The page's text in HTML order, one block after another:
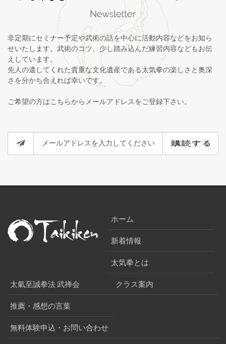
非定期にセミナー予定や武術の話を中心に活動内容などをお知ら
せいたします。武術のコツ、少し踏み込んだ練習内容などもお伝
えしています。
先人の遺してくれた貴重な文化遺産である太気拳の楽しさと奥深
さを分かち合えれば幸いです。
ご希望の方はこちらからメールアドレスをご登録下さい。
ホーム
新着情報
太気拳とは
太氣至誠拳法 武禅会 クラス案内
推薦・感想の言葉
無料体験申込・お問い合わせ